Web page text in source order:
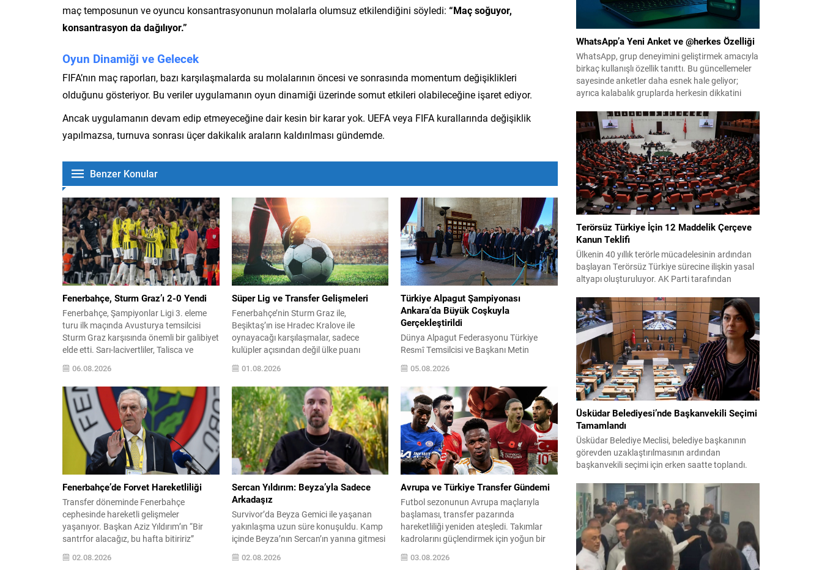
maç temposunun ve oyuncu konsantrasyonunun molalarla olumsuz etkilendiğini söyledi: “Maç soğuyor,
konsantrasyon da dağılıyor.”
Oyun Dinamiği ve Gelecek
FIFA’nın maç raporları, bazı karşılaşmalarda su molalarının öncesi ve sonrasında momentum değişiklikleri
olduğunu gösteriyor. Bu veriler uygulamanın oyun dinamiği üzerinde somut etkileri olabileceğine işaret ediyor.
Ancak uygulamanın devam edip etmeyeceğine dair kesin bir karar yok. UEFA veya FIFA kurallarında değişiklik
yapılmazsa, turnuva sonrası üçer dakikalık araların kaldırılması gündemde.
Benzer Konular
Fenerbahçe, Sturm Graz’ı 2-0 Yendi
Fenerbahçe, Şampiyonlar Ligi 3. eleme
turu ilk maçında Avusturya temsilcisi
Sturm Graz karşısında önemli bir galibiyet
elde etti. Sarı-lacivertliler, Talisca ve
Greenwood’un attığı gollerle sahadan 2-0
üstün ayrıldı ve rövanş öncesi avantaj
sağladı. Karşılaşma sonrası takım
yönetimi mücadeleyi değerlendirdi ve
gelecek planlarına dair bilgi verdi.
Futboldan sorumlu yönetici Cihan
Kamer,...
06.08.2026
Süper Lig ve Transfer Gelişmeleri
Fenerbahçe’nin Sturm Graz ile,
Beşiktaş’ın ise Hradec Kralove ile
oynayacağı karşılaşmalar, sadece
kulüpler açısından değil ülke puanı
sıralaması için de büyük önem taşıyor. Bu
maçların sonuçları, Türk futbolunun
Avrupa sıralamasındaki yerini doğrudan
etkileyebilir. Türkiye Futbol Federasyonu,
Süper Lig’de çipli top teknolojisine geçme
kararı aldı. Sistem yüksek maliyetli
olduğundan, uygulama için...
01.08.2026
Türkiye Alpagut Şampiyonası
Ankara’da Büyük Coşkuyla
Gerçekleştirildi
Dünya Alpagut Federasyonu Türkiye
Resmî Temsilcisi ve Başkanı Metin
Karadeniz: “Türkiye Alpagut
Şampiyonası, Türk Savaş Sanatlarının
Gücünü ve Birliğini Dünyaya Bir Kez Daha
Gösterdi” Dünya Alpagut Federasyonu
Türkiye Resmî Temsilciliği tarafından
organize edilen 2026 Türkiye Alpagut
Şampiyonası, 30 Temmuz–2 Ağustos
2026 tarihleri arasında Ankara Keçiören
Taha Akgül Spor Salonu’nda büyük...
05.08.2026
Fenerbahçe’de Forvet Hareketliliği
Transfer döneminde Fenerbahçe
cephesinde hareketli gelişmeler
yaşanıyor. Başkan Aziz Yıldırım’ın “Bir
santrfor alacağız, bu hafta bitiririz”
sözlerinin ardından kulübün golcü
arayışlarıyle ilgili yeni isimler gündeme
02.08.2026
Sercan Yıldırım: Beyza’yla Sadece
Arkadaşız
Survivor’da Beyza Gemici ile yaşanan
yakınlaşma uzun süre konuşuldu. Kamp
içinde Beyza’nın Sercan’ın yanına gitmesi
sosyal medyada ve ekranlarda çeşitli
spekülasyonlara yol açtı; ikili ise bu
02.08.2026
Avrupa ve Türkiye Transfer Gündemi
Futbol sezonunun Avrupa maçlarıyla
başlaması, transfer pazarında
hareketliliği yeniden ateşledi. Takımlar
kadrolarını güçlendirmek için yoğun bir
tempo içinde; hem yerel hem de
uluslararası arenada dikkat çeken
03.08.2026
WhatsApp’a Yeni Anket ve @herkes Özelliği
WhatsApp, grup deneyimini geliştirmek amacıyla
birkaç kullanışlı özellik tanıttı. Bu güncellemeler
sayesinde anketler daha esnek hale geliyor;
ayrıca kalabalık gruplarda herkesin dikkatini
yenilikler, grup içi organizasyonları ve duyuruları
yönetmeyi daha pratik bir hâle getiriyor. Aşağıda
öne çıkan değişiklikler ve kullanım notları
özetlenmiştir. Anketlerde esneklik ve...
Terörsüz Türkiye İçin 12 Maddelik Çerçeve
Kanun Teklifi
Ülkenin 40 yıllık terörle mücadelesinin ardından
başlayan Terörsüz Türkiye sürecine ilişkin yasal
altyapı oluşturuluyor. AK Parti tarafından
Başkanlığı’na sunulmak üzere hazırlandı ve
teklifin 12 maddelik düzenlemeleri kamuoyuyla
paylaşıldı. Hazırlanan düzenleme, örgütün fiili
varlığını sona erdirdiğinin ve tüm silah ile
mühimmatını teslim ettiğinin güvenlik
kurumlarınca tespiti...
Üsküdar Belediyesi’nde Başkanvekili Seçimi
Tamamlandı
Üsküdar Belediye Meclisi, belediye başkanının
görevden uzaklaştırılmasının ardından
başkanvekili seçimi için erken saatte toplandı.
gereken süreç yoğun tartışmalar ve itirazlarla
ilerledi. CHP, Sibel Tan Çetinkaya’yı; Cumhur
İttifakı ise Dündar Ziya Gültekin’i aday gösterdi.
Seçimin ilk iki turunda sonuçlar değişmeyince
üçüncü tura ve ardından salt çoğunluk...